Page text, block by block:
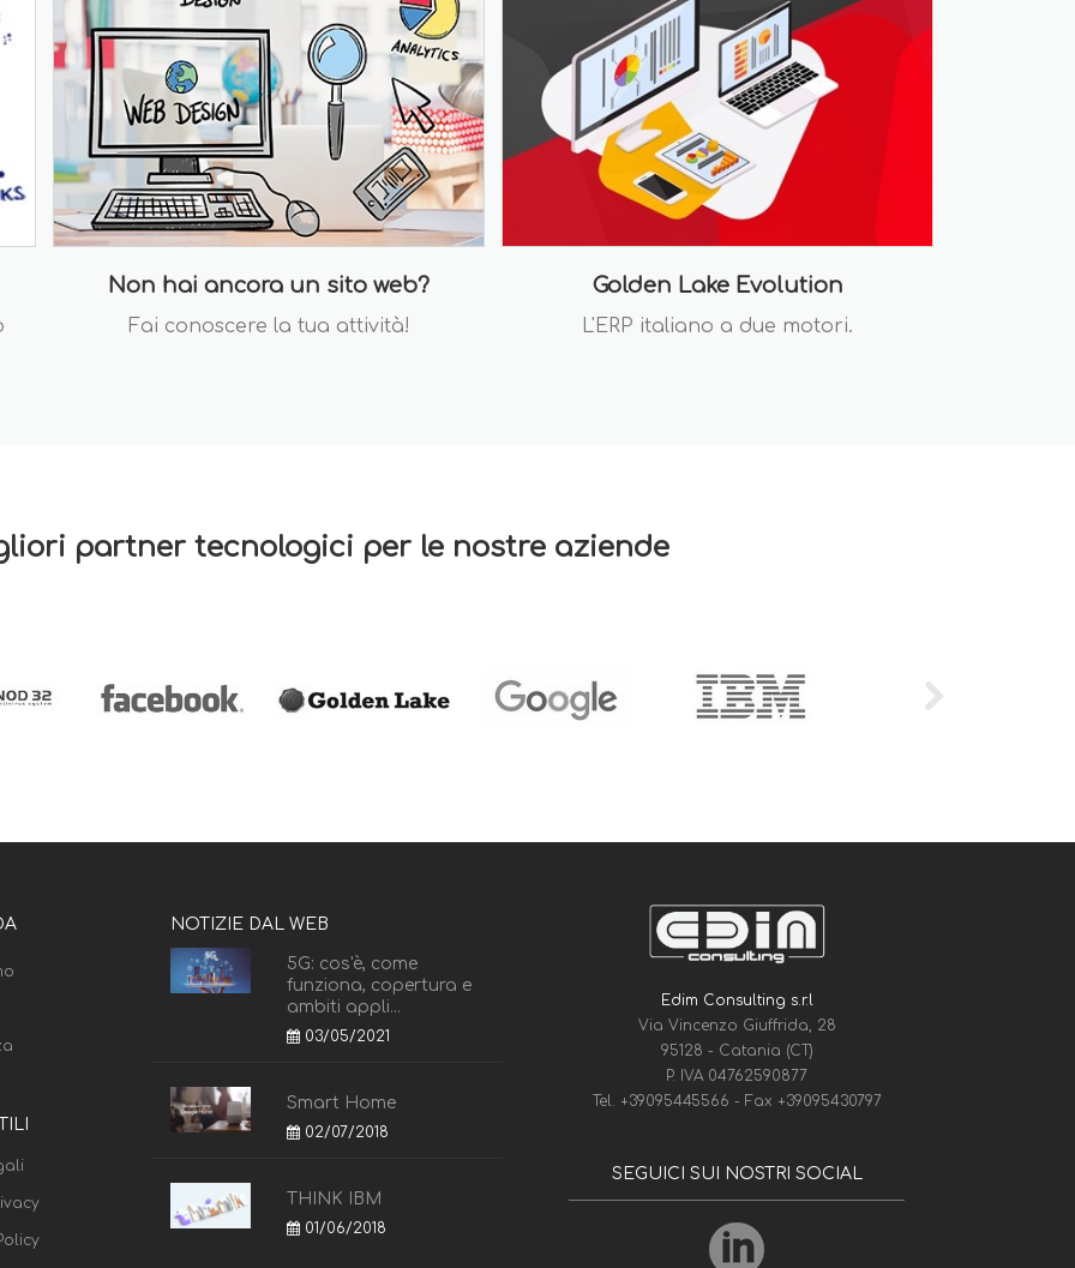
Non hai ancora un sito web?
Fai conoscere la tua attività!
Golden Lake Evolution
L'ERP italiano a due motori.
partner tecnologici per le nostre aziende
NOTIZIE DAL WEB
5G: cos'è, come
funziona, copertura e
ambiti appli...
03/05/2021
Smart Home
02/07/2018
THINK IBM
01/06/2018
Edim Consulting s.r.l
Via Vincenzo Giuffrida, 28
95128 - Catania (CT)
P. IVA 04762590877
Tel. +39095445566 - Fax +39095430797
SEGUICI SUI NOSTRI SOCIAL